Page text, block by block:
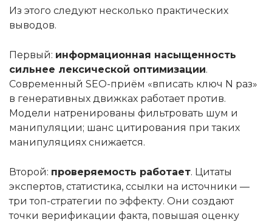
Из этого следуют несколько практических
выводов.
Первый: информационная насыщенность
сильнее лексической оптимизации.
Современный SEO-приём «вписать ключ N раз»
в генеративных движках работает против.
Модели натренированы фильтровать шум и
манипуляции; шанс цитирования при таких
манипуляциях снижается.
Второй: проверяемость работает. Цитаты
экспертов, статистика, ссылки на источники —
три топ-стратегии по эффекту. Они создают
точки верификации факта, повышая оценку